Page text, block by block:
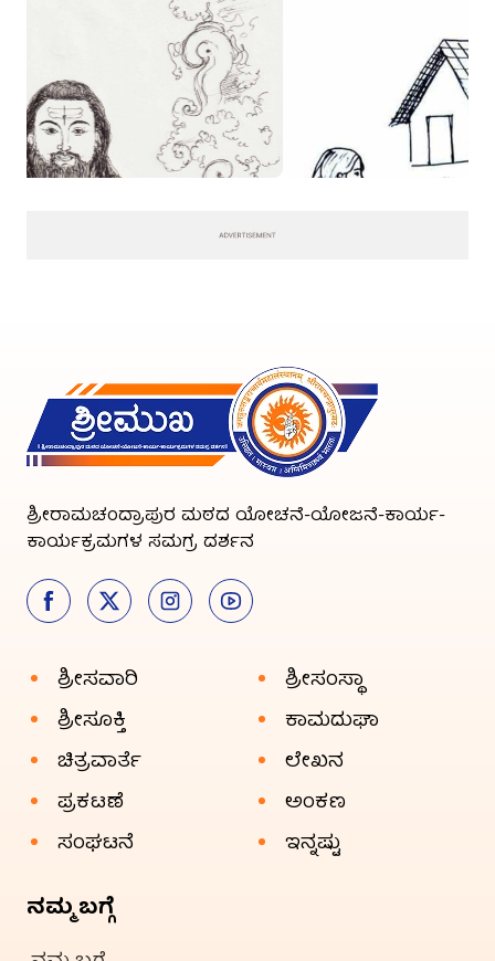
ಶ್ರೀರಾಮಚಂದ್ರಾಪುರ ಮಠದ ಯೋಚನೆ-ಯೋಜನೆ-ಕಾರ್ಯ-
ಕಾರ್ಯಕ್ರಮಗಳ ಸಮಗ್ರ ದರ್ಶನ
ಶ್ರೀಸವಾರಿ
ಶ್ರೀಸಂಸ್ಥಾ
ಶ್ರೀಸೂಕ್ತಿ
ಕಾಮದುಘಾ
ಚಿತ್ರವಾರ್ತೆ
ಲೇಖನ
ಪ್ರಕಟಣೆ
ಅಂಕಣ
ಸಂಘಟನೆ
ಇನ್ನಷ್ಟು
ನಮ್ಮ ಬಗ್ಗೆ